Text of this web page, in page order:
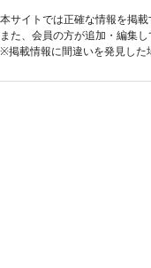
本サイトでは正確な情報を掲
また、会員の方が追加・編集
※掲載情報に間違いを発見した